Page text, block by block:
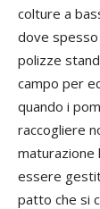
colture a
dove spesso
polizze
campo per
quando i
raccogliere
maturazione
essere
patto che si